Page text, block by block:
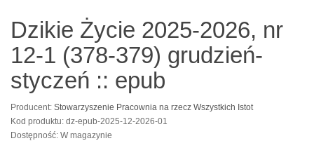
Dzikie Życie 2025-2026, nr
12-1 (378-379) grudzień-
styczeń :: epub
Producent: Stowarzyszenie Pracownia na rzecz Wszystkich Istot
Kod produktu: dz-epub-2025-12-2026-01
Dostępność: W magazynie